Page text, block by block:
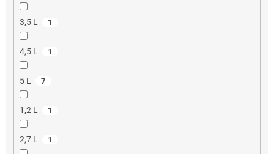
3,5 L 1
4,5 L 1
5 L 7
1,2 L 1
2,7 L 1